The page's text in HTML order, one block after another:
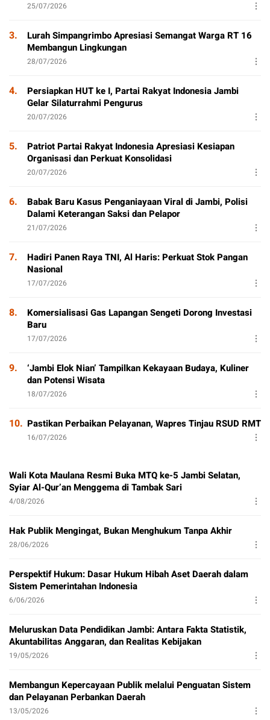
25/07/2026
3.
Lurah Simpangrimbo Apresiasi Semangat Warga RT 16
Membangun Lingkungan
28/07/2026
4.
Persiapkan HUT ke I, Partai Rakyat Indonesia Jambi
Gelar Silaturrahmi Pengurus
20/07/2026
5.
Patriot Partai Rakyat Indonesia Apresiasi Kesiapan
Organisasi dan Perkuat Konsolidasi
20/07/2026
6.
Babak Baru Kasus Penganiayaan Viral di Jambi, Polisi
Dalami Keterangan Saksi dan Pelapor
21/07/2026
7.
Hadiri Panen Raya TNI, Al Haris: Perkuat Stok Pangan
Nasional
17/07/2026
8.
Komersialisasi Gas Lapangan Sengeti Dorong Investasi
Baru
17/07/2026
9.
‘Jambi Elok Nian’ Tampilkan Kekayaan Budaya, Kuliner
dan Potensi Wisata
18/07/2026
10. Pastikan Perbaikan Pelayanan, Wapres Tinjau RSUD RMT
16/07/2026
Wali Kota Maulana Resmi Buka MTQ ke-5 Jambi Selatan,
Syiar Al-Qur’an Menggema di Tambak Sari
4/08/2026
Hak Publik Mengingat, Bukan Menghukum Tanpa Akhir
28/06/2026
Perspektif Hukum: Dasar Hukum Hibah Aset Daerah dalam
Sistem Pemerintahan Indonesia
6/06/2026
Meluruskan Data Pendidikan Jambi: Antara Fakta Statistik,
Akuntabilitas Anggaran, dan Realitas Kebijakan
19/05/2026
Membangun Kepercayaan Publik melalui Penguatan Sistem
dan Pelayanan Perbankan Daerah
13/05/2026